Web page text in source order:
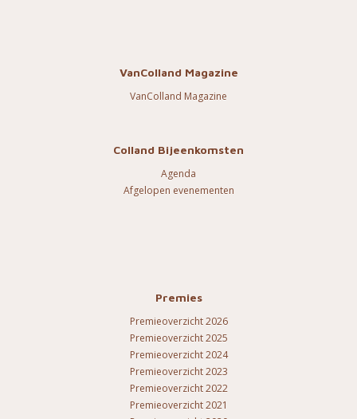
VanColland Magazine
VanColland Magazine
Colland Bijeenkomsten
Agenda
Afgelopen evenementen
Premies
Premieoverzicht 2026
Premieoverzicht 2025
Premieoverzicht 2024
Premieoverzicht 2023
Premieoverzicht 2022
Premieoverzicht 2021